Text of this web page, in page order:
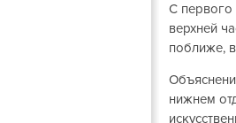
С первого
верхней
поближе,
нижнем